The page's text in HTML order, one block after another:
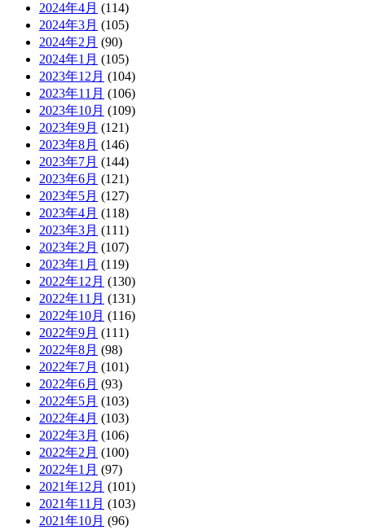
2024年4月 (114)
2024年3月 (105)
2024年2月 (90)
2024年1月 (105)
2023年12月 (104)
2023年11月 (106)
2023年10月 (109)
2023年9月 (121)
2023年8月 (146)
2023年7月 (144)
2023年6月 (121)
2023年5月 (127)
2023年4月 (118)
2023年3月 (111)
2023年2月 (107)
2023年1月 (119)
2022年12月 (130)
2022年11月 (131)
2022年10月 (116)
2022年9月 (111)
2022年8月 (98)
2022年7月 (101)
2022年6月 (93)
2022年5月 (103)
2022年4月 (103)
2022年3月 (106)
2022年2月 (100)
2022年1月 (97)
2021年12月 (101)
2021年11月 (103)
2021年10月 (96)